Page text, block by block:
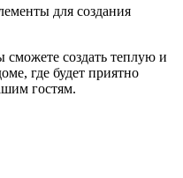
для создания
сможете создать теплую и
где будет приятно
гостям.